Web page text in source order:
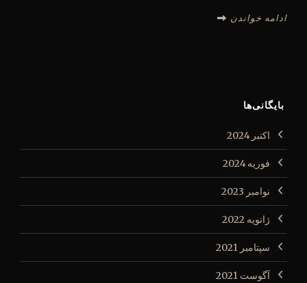
ادامه خواندن
بایگانی‌ها
اکتبر 2024
فوریه 2024
نوامبر 2023
ژانویه 2022
سپتامبر 2021
آگوست 2021